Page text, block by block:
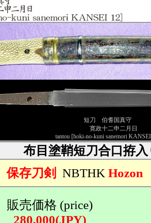
短刀 伯耆国真守
寛政十二申二月日
tantou [hoki-no-kuni sanemori
布目塗鞘短刀合口拵入
保存刀剣 NBTHK Hozon
販売価格 (price)
280,000(JPY)